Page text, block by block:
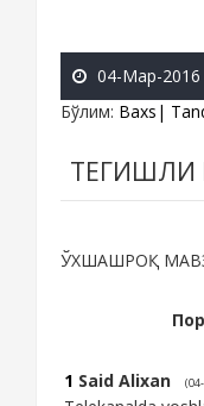
04-Мар-2016
Бўлим: Baxs|
ТЕГИШЛИ
ЎХШАШРОҚ
1 Said Alixan